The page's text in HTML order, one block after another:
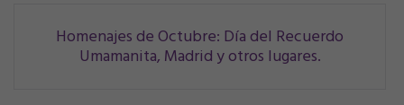
correos
Homenajes de Octubre: Día del Recuerdo
Umamanita, Madrid y otros lugares.